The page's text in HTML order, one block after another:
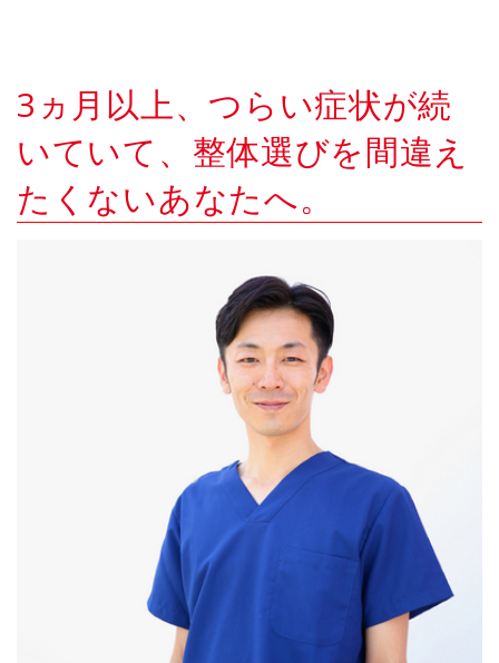
3ヵ月以上、つらい症状が続
いていて、整体選びを間違え
たくないあなたへ。